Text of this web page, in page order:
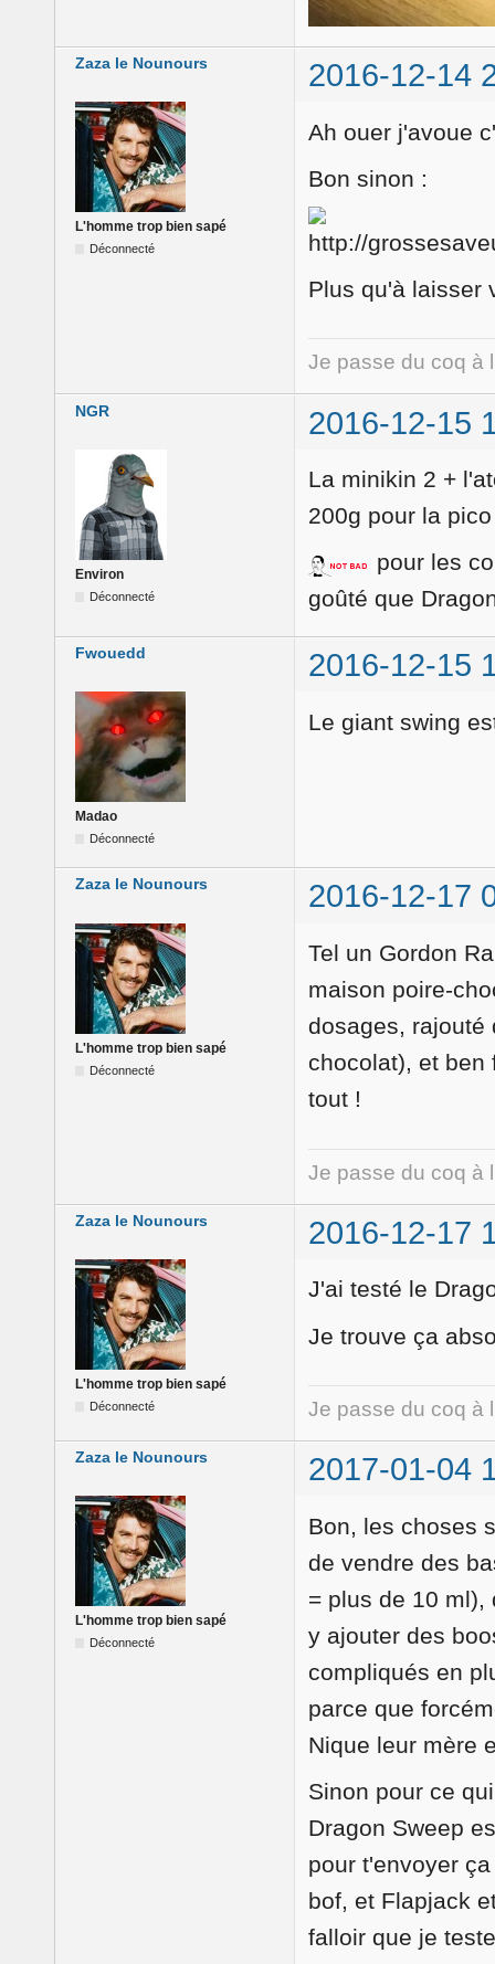
Zaza le Nounours 2016-12-14
L'homme trop bien sapé
Déconnecté
Ah ouer j'avoue
Bon sinon :
Plus qu'à laisser
Je passe du coq à
NGR 2016-12-15
Environ
Déconnecté
La minikin 2 +
200g pour la
pour les
goûté que
Fwouedd 2016-12-15
Madao
Déconnecté
Le giant swing
Zaza le Nounours 2016-12-17
L'homme trop bien sapé
Déconnecté
Tel un Gordon
maison poire-
dosages, rajouté
chocolat), et ben
tout !
Je passe du coq à
Zaza le Nounours 2016-12-17
L'homme trop bien sapé
Déconnecté
J'ai testé le
Je trouve ça
Je passe du coq à
Zaza le Nounours 2017-01-04
L'homme trop bien sapé
Déconnecté
Bon, les choses
de vendre des
= plus de 10 ml),
y ajouter des
compliqués en
parce que
Nique leur mère
Sinon pour ce
Dragon Sweep
pour t'envoyer
bof, et Flapjack
falloir que je